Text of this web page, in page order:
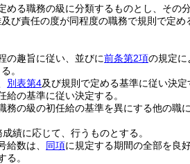
る職務の級に分類するものとし、その
び責任の度が同程度の職務で規則で定
の趣旨に従い、並びに前条第2項の規定に
。
別表第4及び規則で定める基準に従い決定
の基準に従い決定する。
の級の初任給の基準を異にする他の職
績に応じて、行うものとする。
数は、 同項に規定する期間の全部を良
。